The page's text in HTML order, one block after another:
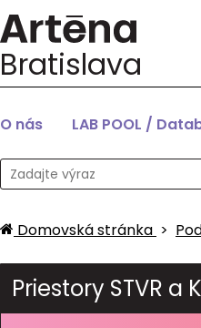
Bratislava
O nás LAB POOL /
Domovská stránka >
Priestory STVR